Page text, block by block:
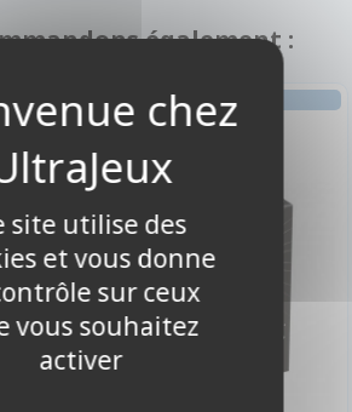
également :
Top Ten 18+
-10%
site utilise des
et vous donne
sur ceux
vous souhaitez
activer